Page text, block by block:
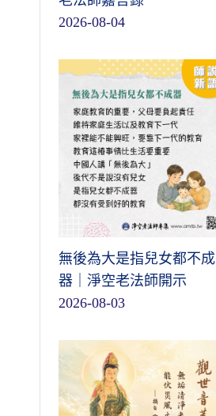
2026-08-04
無後為大是指兒女都不成
器｜淨空老法師開示
2026-08-03